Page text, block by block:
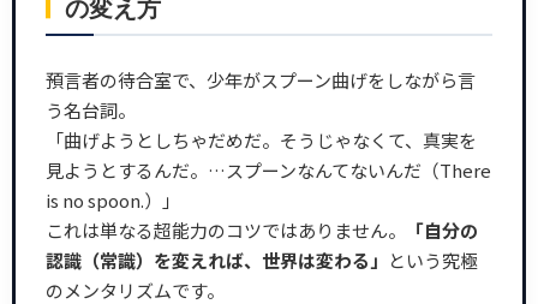
の変え方
預言者の待合室で、少年がスプーン曲げをしながら言
う名台詞。
「曲げようとしちゃだめだ。そうじゃなくて、真実を
見ようとするんだ。…スプーンなんてないんだ（There
is no spoon.）」
これは単なる超能力のコツではありません。
「自分の
認識（常識）を変えれば、世界は変わる」 という究極
のメンタリズムです。